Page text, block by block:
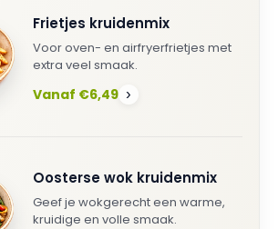
Frietjes kruidenmix
Voor oven- en airfryerfrietjes met
extra veel smaak.
Vanaf €6,49 ›
Oosterse wok kruidenmix
Geef je wokgerecht een warme,
kruidige en volle smaak.